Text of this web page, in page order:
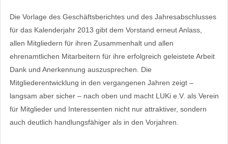
Die Vorlage des Geschäftsberichtes und des Jahresabschlusses
für das Kalenderjahr 2013 gibt dem Vorstand erneut Anlass,
allen Mitgliedern für ihren Zusammenhalt und allen
ehrenamtlichen Mitarbeitern für ihre erfolgreich geleistete Arbeit
Dank und Anerkennung auszusprechen. Die
Mitgliederentwicklung in den vergangenen Jahren zeigt –
langsam aber sicher – nach oben und macht LUKi e.V. als Verein
für Mitglieder und Interessenten nicht nur attraktiver, sondern
auch deutlich handlungsfähiger als in den Vorjahren.